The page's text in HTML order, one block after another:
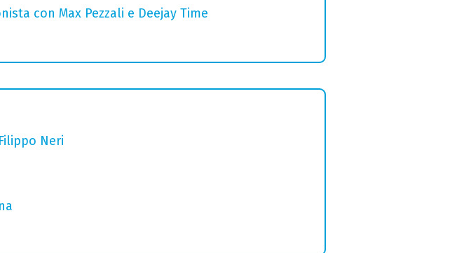
con Max Pezzali e Deejay Time
Neri